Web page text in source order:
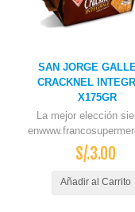
SAN JORGE
CRACKNEL
X175GR
La mejor elección
S/.3.00
Añadir al Carrito